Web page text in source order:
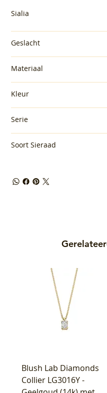
Sialia
Geslacht
Materiaal
Kleur
Serie
Soort Sieraad
Blush Lab Diamonds
Collier LG3016Y -